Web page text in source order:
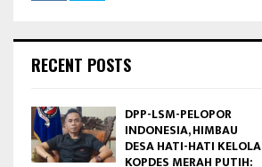
RECENT POSTS
DPP-LSM-PELOPOR
INDONESIA, HIMBAU
DESA HATI-HATI KELOLA
KOPDES MERAH PUTIH: